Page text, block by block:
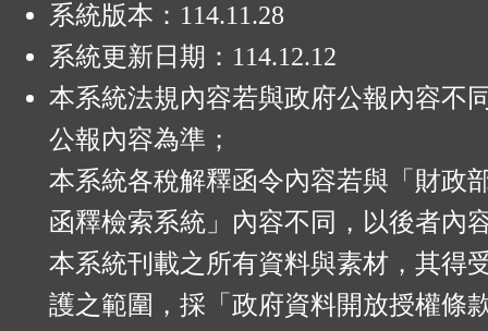
系統版本： 114.11.28
系統更新日期： 114.12.12
本系統法規內容若與政府公報內容不
公報內容為準；
本系統各稅解釋函令內容若與「財政
函釋檢索系統」內容不同，以後者內
本系統刊載之所有資料與素材，其得
護之範圍，採「政府資料開放授權條